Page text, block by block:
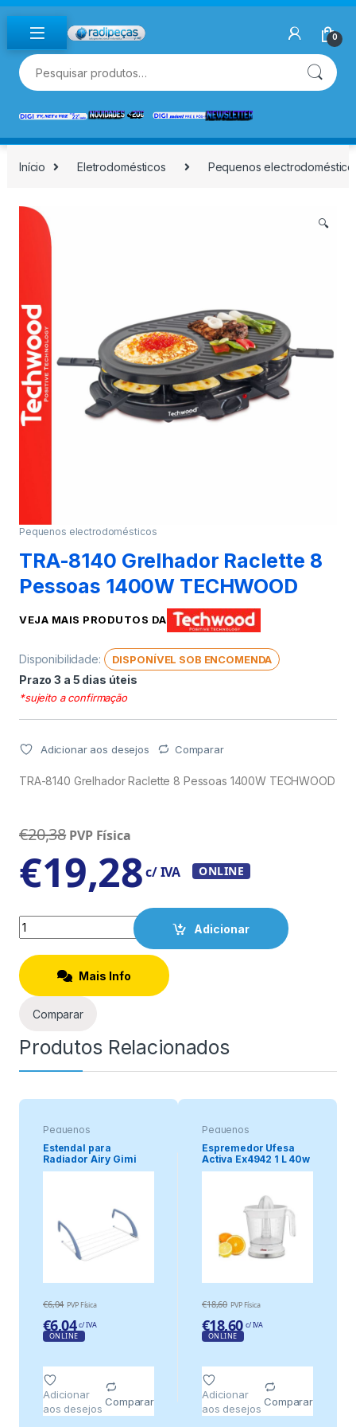
Skip to navigation
Skip to content
0
Pesquisar por:
Início Eletrodomésticos Pequenos
🔍
Pequenos electrodomésticos
TRA-8140 Grelhador Raclette 8
Pessoas 1400W TECHWOOD
VEJA MAIS PRODUTOS DA
Disponibilidade: DISPONÍVEL SOB ENCOMENDA
Prazo 3 a 5 dias úteis
*sujeito a confirmação
Adicionar aos desejos Comparar
TRA-8140 Grelhador Raclette 8 Pessoas 1400W TECHWOOD
€20,38 PVP Física
€19,28c/ IVA ONLINE
Quantity
Adicionar
Mais Info
Comparar
Produtos Relacionados
Pequenos
electrodomésticos
Estendal para
Radiador Airy Gimi
153460
€6,04 PVP Física
€6,04 c/ IVA
ONLINE
Adicionar
aos desejos
Comparar
Pequenos
electrodomésticos
Espremedor Ufesa
Activa Ex4942 1 L 40w
€18,60 PVP Física
€18,60 c/ IVA
ONLINE
Adicionar
aos desejos
Comparar